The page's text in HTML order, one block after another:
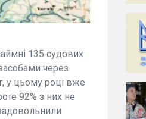
135 судових
через
у цьому році вже
92% з них не